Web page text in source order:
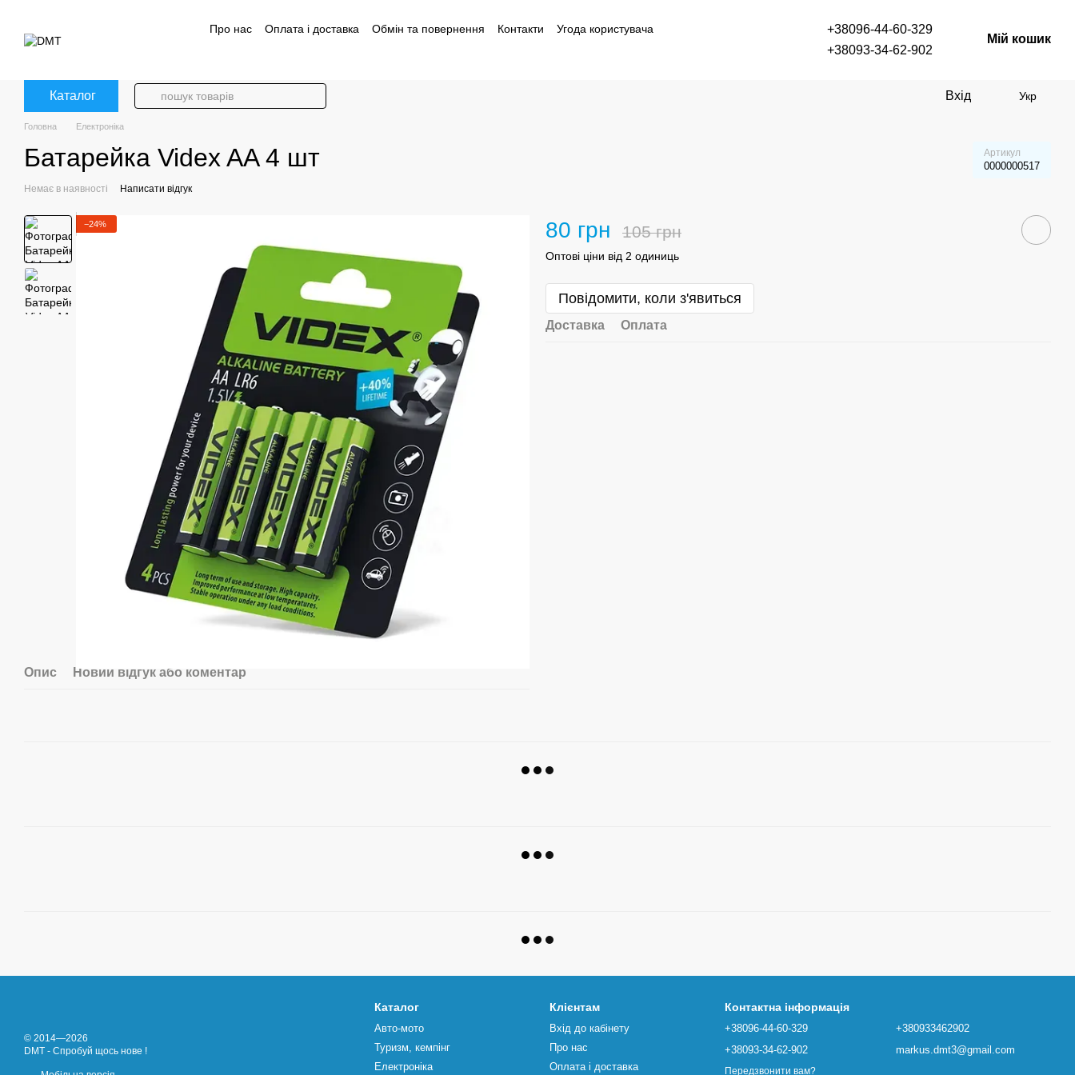
Про нас
Оплата і доставка Обмін та повернення Контакти
Угода користувача
+38096-44-60-329
+38093-34-62-902
Мій кошик
Каталог Вхід Укр
Головна Електроніка
Батарейка Videx AA 4 шт Артикул
0000000517
Немає в наявності Написати відгук
−24%
Опис Новий відгук або коментар
80 грн 105 грн
Оптові ціни від 2 одиниць
Повідомити, коли з'явиться
Доставка Оплата
© 2014—2026
DMT - Спробуй щось нове !
Каталог
Авто-мото
Туризм, кемпінг
Електроніка
Клієнтам
Вхід до кабінету
Про нас
Оплата і доставка
Контактна інформація
+38096-44-60-329
+38093-34-62-902
Передзвонити вам?
+380933462902
markus.dmt3@gmail.com